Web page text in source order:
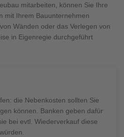
mitarbeiten, können Sie Ihre
mit Ihrem Bauunternehmen
Wänden oder das Verlegen von
in Eigenregie durchgeführt
die Nebenkosten sollten Sie
können. Banken geben dafür
bei evtl. Wiederverkauf diese